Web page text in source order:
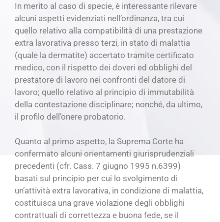
In merito al caso di specie, è interessante rilevare
alcuni aspetti evidenziati nell’ordinanza, tra cui
quello relativo alla compatibilità di una prestazione
extra lavorativa presso terzi, in stato di malattia
(quale la dermatite) accertato tramite certificato
medico, con il rispetto dei doveri ed obblighi del
prestatore di lavoro nei confronti del datore di
lavoro; quello relativo al principio di immutabilità
della contestazione disciplinare; nonché, da ultimo,
il profilo dell’onere probatorio.
Quanto al primo aspetto, la Suprema Corte ha
confermato alcuni orientamenti giurisprudenziali
precedenti (cfr. Cass. 7 giugno 1995 n.6399)
basati sul principio per cui lo svolgimento di
un’attività extra lavorativa, in condizione di malattia,
costituisca una grave violazione degli obblighi
contrattuali di correttezza e buona fede, se il